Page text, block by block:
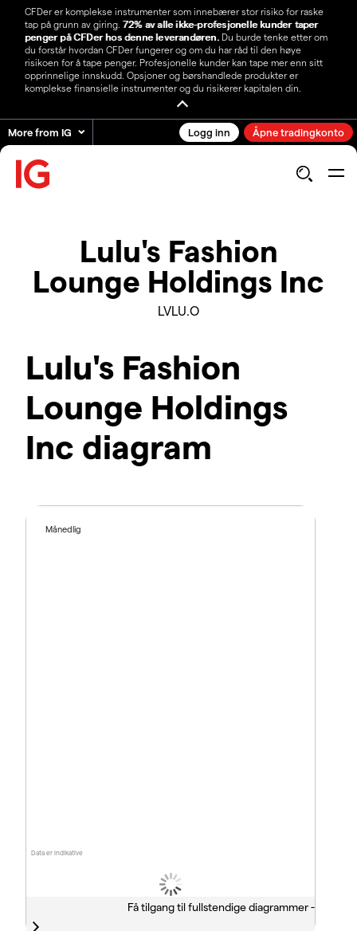
CFDer er komplekse instrumenter som innebærer stor risiko for raske
tap på grunn av giring. 72% av alle ikke-profesjonelle kunder taper
penger på CFDer hos denne leverandøren.Du burde tenke etter om
du forstår hvordan CFDer fungerer og om du har råd til den høye
risikoen for å tape penger. Profesjonelle kunder kan tape mer enn sitt
opprinnelige innskudd. Opsjoner og børshandlede produkter er
komplekse finansielle instrumenter og du risikerer kapitalen din.
More from IG Logg inn Åpne tradingkonto
Lulu's Fashion
Lounge Holdings Inc
LVLU.O
Lulu's Fashion
Lounge Holdings
Inc diagram
Data er indikative
Månedlig
Få tilgang til fullstendige diagrammer -